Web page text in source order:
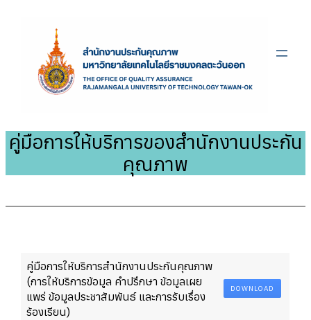
คู่มือการให้บริการของสำนักงานประกัน
คุณภาพ
คู่มือการให้บริการสำนักงานประกันคุณภาพ
(การให้บริการข้อมูล คำปรึกษา ข้อมูลเผย
แพร่ ข้อมูลประชาสัมพันธ์ และการรับเรื่อง
ร้องเรียน)
DOWNLOAD